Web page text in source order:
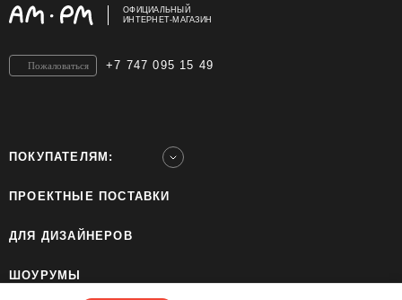
ОФИЦИАЛЬНЫЙ
ИНТЕРНЕТ-МАГАЗИН
+7 747 095 15 49
Пожаловаться
ПОКУПАТЕЛЯМ:
ПРОЕКТНЫЕ ПОСТАВКИ
ДЛЯ ДИЗАЙНЕРОВ
ШОУРУМЫ